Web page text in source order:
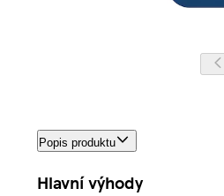
Popis produktu
Hlavní výhody